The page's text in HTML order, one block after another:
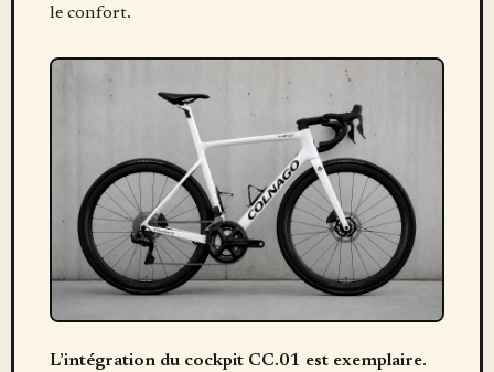
le confort.
L’intégration du cockpit CC.01 est exemplaire.